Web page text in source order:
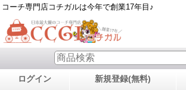
コーチ専門店コチガルは今年で創業17年目♪
ログイン 新規登録(無料)